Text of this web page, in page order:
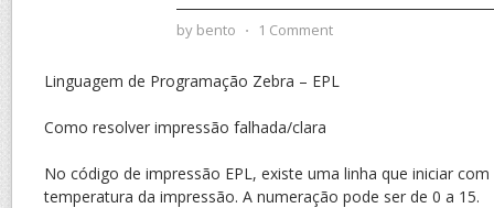
by bento ⋅ 1 Comment
Linguagem de Programação Zebra – EPL
Como resolver impressão falhada/clara
No código de impressão EPL, existe uma linha que iniciar
temperatura da impressão. A numeração pode ser de 0 a 15.